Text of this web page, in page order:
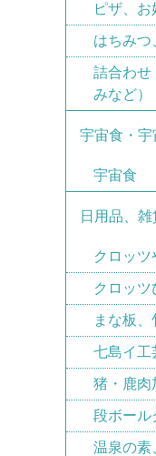
ピザ、お
はちみつ
詰合わせ
みなど）
宇宙食・
宇宙食
日用品、
クロッ
クロッ
まな板
七島イ工
猪・鹿肉
段ボール
温泉の素